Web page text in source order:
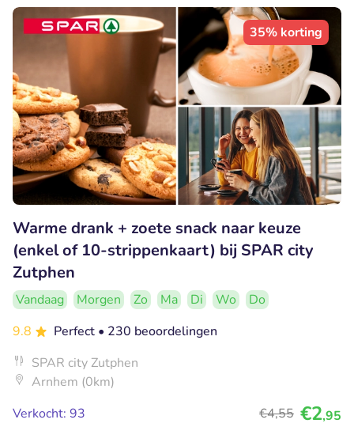
35% korting
Warme drank + zoete snack naar keuze
(enkel of 10-strippenkaart) bij SPAR city
Zutphen
Vandaag Morgen Zo Ma Di Wo
Do
9.8
Perfect • 230 beoordelingen
SPAR city Zutphen
Arnhem (0km)
Verkocht: 93
€4,55 €2,95